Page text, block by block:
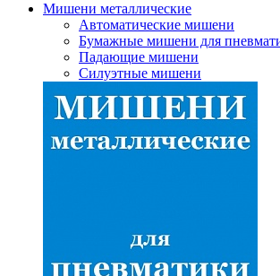
Мишени металлические
Автоматические мишени
Бумажные мишени для
Падающие мишени
Силуэтные мишени